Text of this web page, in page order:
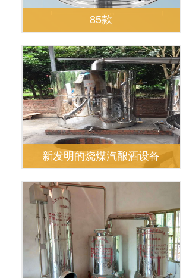
85款
新发明的烧煤汽酿酒设备